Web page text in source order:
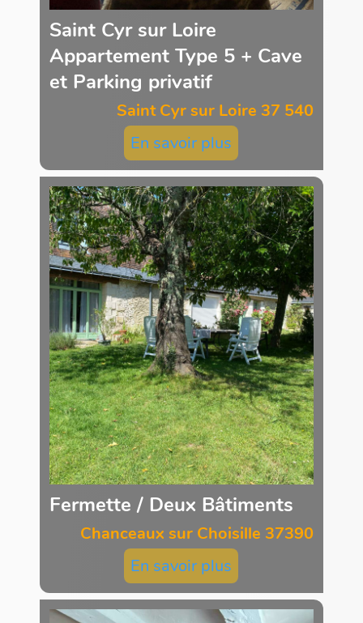
Saint Cyr sur Loire
Appartement Type 5 + Cave
et Parking privatif
Saint Cyr sur Loire 37 540
En savoir plus
Fermette / Deux Bâtiments
Chanceaux sur Choisille 37390
En savoir plus